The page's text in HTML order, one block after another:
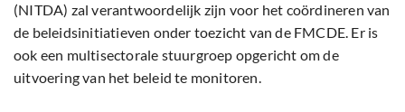
(NITDA) zal verantwoordelijk zijn voor het coördineren van
de beleidsinitiatieven onder toezicht van de FMCDE. Er is
ook een multisectorale stuurgroep opgericht om de
uitvoering van het beleid te monitoren.